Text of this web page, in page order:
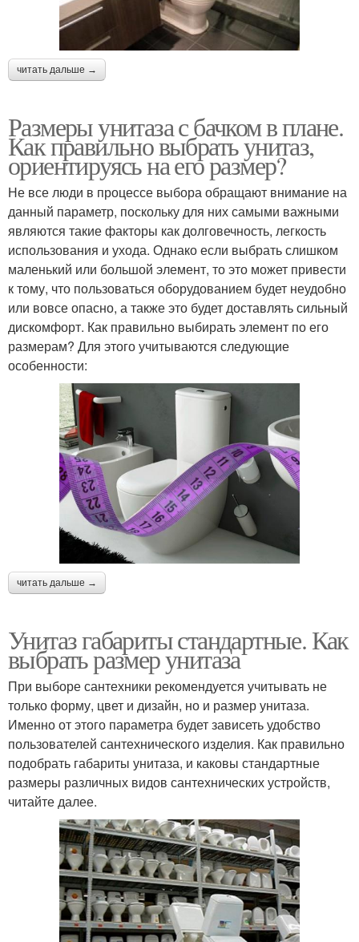
читать дальше →
Размеры унитаза с бачком в плане.
Как правильно выбрать унитаз,
ориентируясь на его размер?
Не все люди в процессе выбора обращают внимание на
данный параметр, поскольку для них самыми важными
являются такие факторы как долговечность, легкость
использования и ухода. Однако если выбрать слишком
маленький или большой элемент, то это может привести
к тому, что пользоваться оборудованием будет неудобно
или вовсе опасно, а также это будет доставлять сильный
дискомфорт. Как правильно выбирать элемент по его
размерам? Для этого учитываются следующие
особенности:
читать дальше →
Унитаз габариты стандартные. Как
выбрать размер унитаза
При выборе сантехники рекомендуется учитывать не
только форму, цвет и дизайн, но и размер унитаза.
Именно от этого параметра будет зависеть удобство
пользователей сантехнического изделия. Как правильно
подобрать габариты унитаза, и каковы стандартные
размеры различных видов сантехнических устройств,
читайте далее.